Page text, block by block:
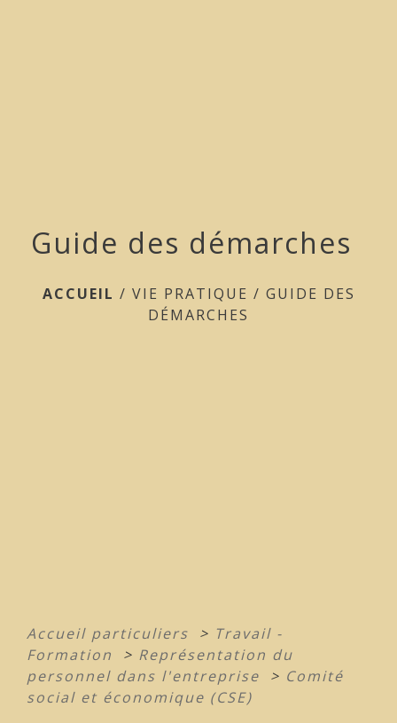
Guide des démarches
ACCUEIL / VIE PRATIQUE / GUIDE DES
DÉMARCHES
Accueil particuliers > Travail -
Formation
> Représentation du
personnel dans l'entreprise
> Comité
social et économique (CSE)